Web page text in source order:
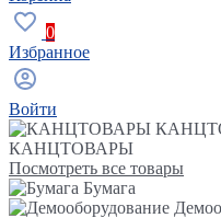
0
Избранное
Войти
КАНЦТОВАРЫ
Посмотреть все товары
Бумага